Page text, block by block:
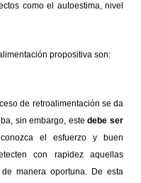
como el autoestima, nivel
propositiva son:
de retroalimentación se da
sin embargo, estedebe ser
el esfuerzo y buen
con rapidez aquellas
manera oportuna. De esta